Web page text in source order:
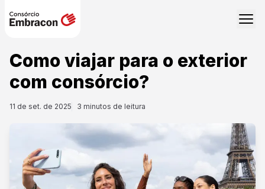
Como viajar para o exterior
com consórcio?
11 de set. de 2025 3 minutos de leitura